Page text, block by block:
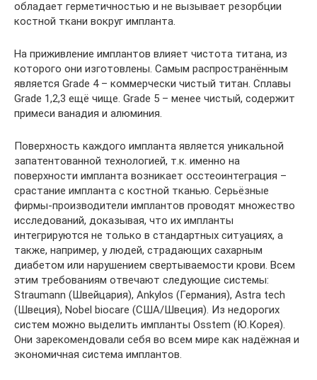
обладает герметичностью и не вызывает резорбции
костной ткани вокруг импланта.
На приживление имплантов влияет чистота титана, из
которого они изготовлены. Самым распространённым
является Grade 4 – коммерчески чистый титан. Сплавы
Grade 1,2,3 ещё чище. Grade 5 – менее чистый, содержит
примеси ванадия и алюминия.
Поверхность каждого импланта является уникальной
запатентованной технологией, т.к. именно на
поверхности импланта возникает осстеоинтеграция –
срастание импланта с костной тканью. Серьёзные
фирмы-производители имплантов проводят множество
исследований, доказывая, что их импланты
интегрируются не только в стандартных ситуациях, а
также, например, у людей, страдающих сахарным
диабетом или нарушением свертываемости крови. Всем
этим требованиям отвечают следующие системы:
Straumann (Швейцария), Ankylos (Германия), Astra tech
(Швеция), Nobel biocare (США/Швеция). Из недорогих
систем можно выделить импланты Osstem (Ю.Корея).
Они зарекомендовали себя во всем мире как надёжная и
экономичная система имплантов.